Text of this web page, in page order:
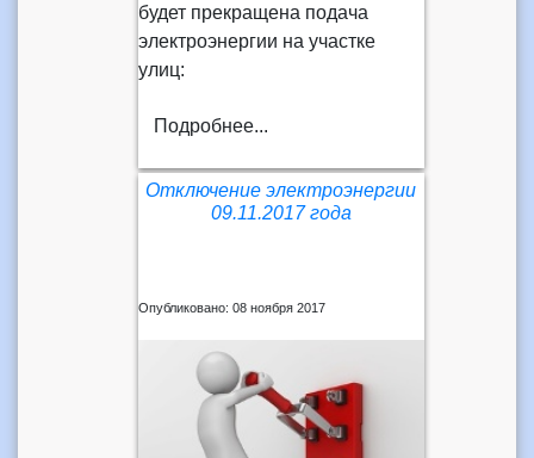
будет прекращена подача
электроэнергии на участке
улиц:
Подробнее...
Отключение электроэнергии
09.11.2017 года
Опубликовано: 08 ноября 2017